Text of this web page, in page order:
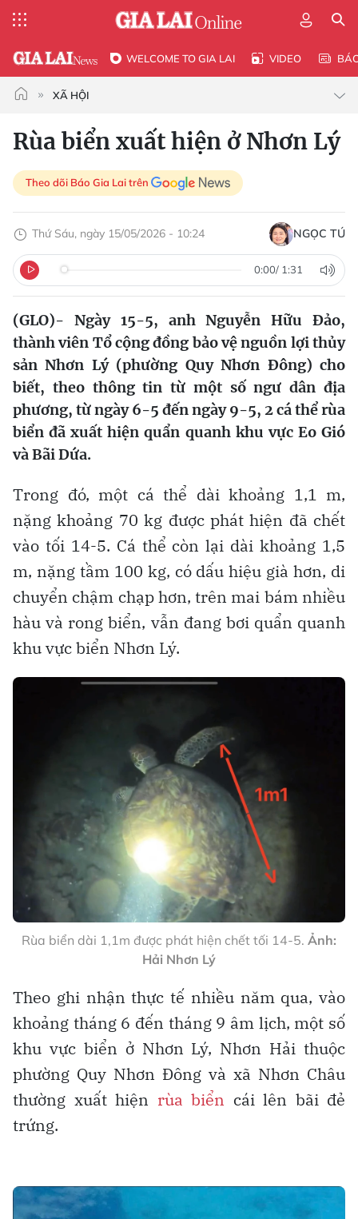
WELCOME TO GIA LAI VIDEO
XÃ HỘI
Rùa biển xuất hiện ở Nhơn Lý
Theo dõi Báo Gia Lai trên
Thứ Sáu, ngày 15/05/2026 - 10:24 NGỌC TÚ
0:00/ 1:31
(GLO)- Ngày 15-5, anh Nguyễn Hữu Đảo,
thành viên Tổ cộng đồng bảo vệ nguồn lợi thủy
sản Nhơn Lý (phường Quy Nhơn Đông) cho
biết, theo thông tin từ một số ngư dân địa
phương, từ ngày 6-5 đến ngày 9-5, 2 cá thể rùa
biển đã xuất hiện quẩn quanh khu vực Eo Gió
và Bãi Dứa.
Trong đó, một cá thể dài khoảng 1,1 m,
nặng khoảng 70 kg được phát hiện đã chết
vào tối 14-5. Cá thể còn lại dài khoảng 1,5
m, nặng tầm 100 kg, có dấu hiệu già hơn, di
chuyển chậm chạp hơn, trên mai bám nhiều
hàu và rong biển, vẫn đang bơi quẩn quanh
khu vực biển Nhơn Lý.
Rùa biển dài 1,1m được phát hiện chết tối 14-5. Ảnh:
Hải Nhơn Lý
Theo ghi nhận thực tế nhiều năm qua, vào
khoảng tháng 6 đến tháng 9 âm lịch, một số
khu vực biển ở Nhơn Lý, Nhơn Hải thuộc
phường Quy Nhơn Đông và xã Nhơn Châu
thường xuất hiện rùa biển cái lên bãi đẻ
trứng.